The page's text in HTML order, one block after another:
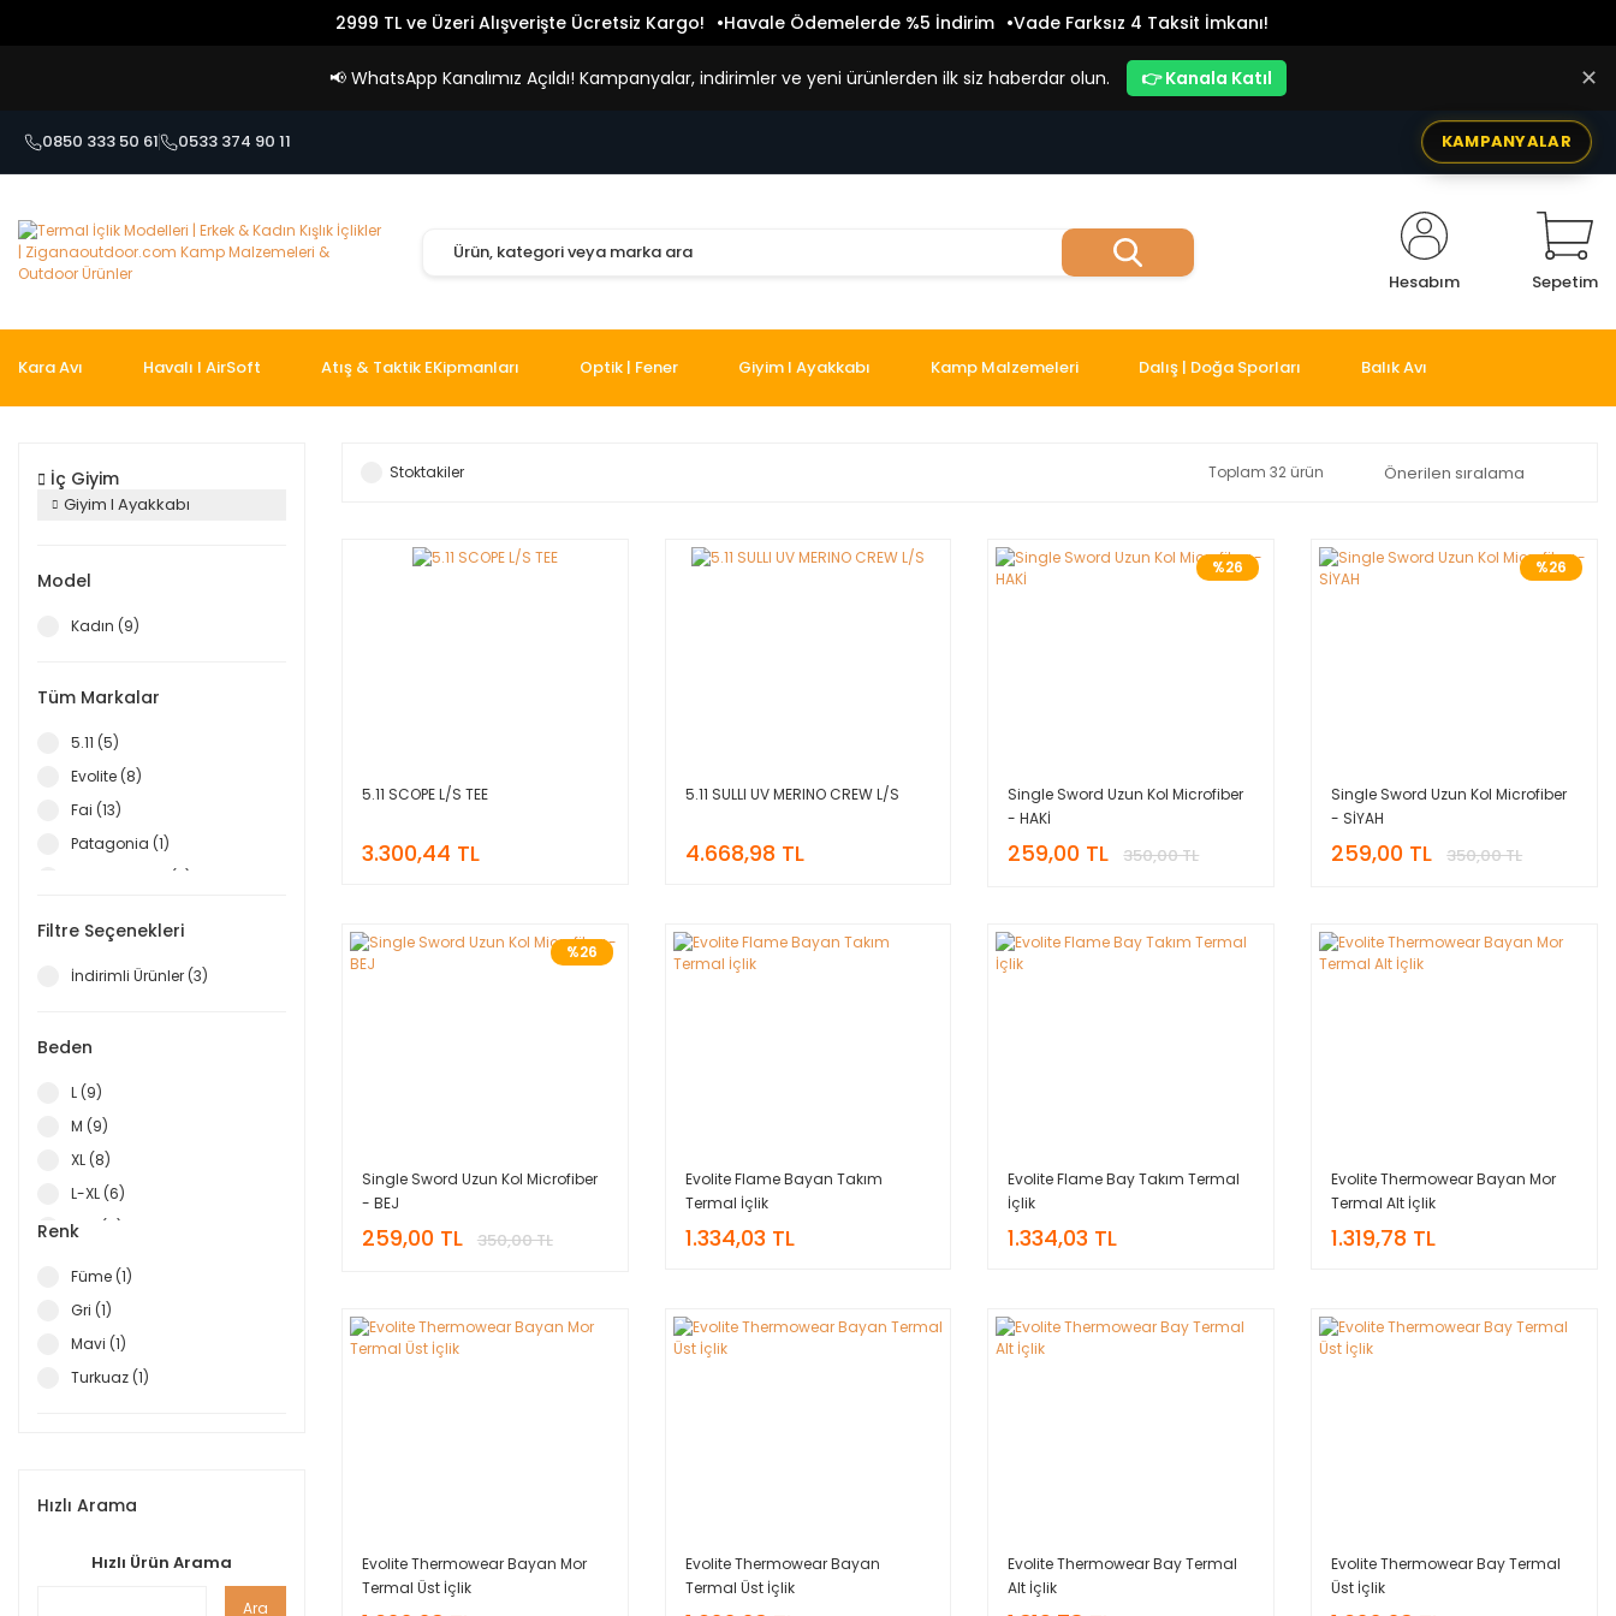
2999 TL ve Üzeri Alışverişte Ücretsiz Kargo! Havale Ödemelerde %5 İndirim Vade Farksız 4 Taksit İmkanı!
📢 WhatsApp Kanalımız Açıldı! Kampanyalar, indirimler ve yeni ürünlerden ilk siz haberdar olun. 👉 Kanala Katıl ✕
0850 333 50 61 0533 374 90 11 KAMPANYALAR
Hesabım Sepetim
Kara Avı Havalı I AirSoft Atış & Taktik EKipmanları Optik | Fener Giyim I Ayakkabı Kamp Malzemeleri Dalış | Doğa Sporları Balık Avı
İç Giyim
Giyim I Ayakkabı
Model
Kadın (9)
Tüm Markalar
5.11 (5)
Evolite (8)
Fai (13)
Patagonia (1)
Single Sword (3)
Filtre Seçenekleri
İndirimli Ürünler (3)
Beden
L (9)
M (9)
XL (8)
L-XL (6)
M-L (6)
Renk
Füme (1)
Gri (1)
Mavi (1)
Turkuaz (1)
Hızlı Arama
Hızlı Ürün Arama
Ara
Stoktakiler Toplam 32 ürün
5.11 SCOPE L/S TEE
3.300,44 TL
5.11 SULLI UV MERINO CREW L/S
4.668,98 TL
%26
Single Sword Uzun Kol Microfiber
- HAKİ
259,00 TL 350,00 TL
%26
Single Sword Uzun Kol Microfiber
- SİYAH
259,00 TL 350,00 TL
%26
Single Sword Uzun Kol Microfiber
- BEJ
259,00 TL 350,00 TL
Evolite Flame Bayan Takım
Termal İçlik
1.334,03 TL
Evolite Flame Bay Takım Termal
İçlik
1.334,03 TL
Evolite Thermowear Bayan Mor
Termal Alt İçlik
1.319,78 TL
Evolite Thermowear Bayan Mor
Termal Üst İçlik
Evolite Thermowear Bayan
Termal Üst İçlik
Evolite Thermowear Bay Termal
Alt İçlik
Evolite Thermowear Bay Termal
Üst İçlik